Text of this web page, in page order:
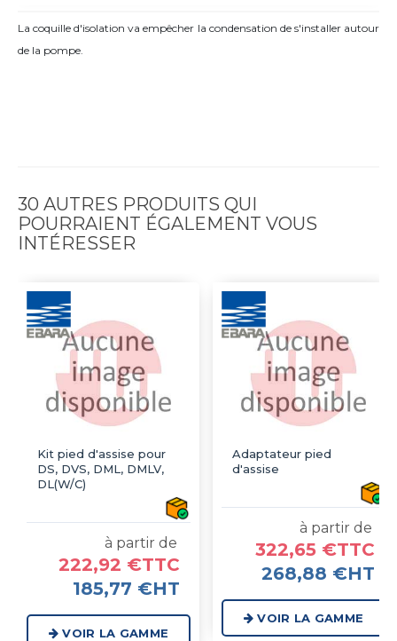
La coquille d'isolation va empêcher la condensation de s'installer autour
de la pompe.
30 AUTRES PRODUITS QUI
POURRAIENT ÉGALEMENT VOUS
INTÉRESSER
Kit pied d'assise pour
DS, DVS, DML, DMLV,
DL(W/C)
à partir de
222,92 €TTC
185,77 €HT
VOIR LA GAMME
Adaptateur pied
d'assise
à partir de
322,65 €TTC
268,88 €HT
VOIR LA GAMME